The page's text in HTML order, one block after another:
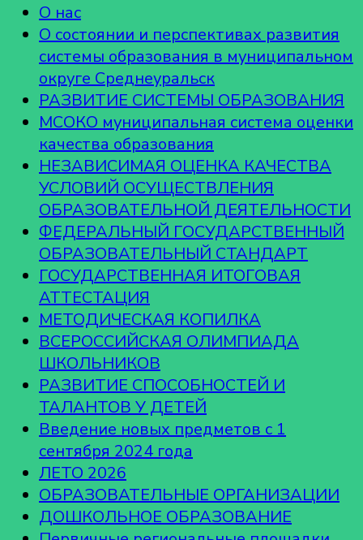
О нас
О состоянии и перспективах развития
системы образования в муниципальном
округе Среднеуральск
РАЗВИТИЕ СИСТЕМЫ ОБРАЗОВАНИЯ
МСОКО муниципальная система оценки
качества образования
НЕЗАВИСИМАЯ ОЦЕНКА КАЧЕСТВА
УСЛОВИЙ ОСУЩЕСТВЛЕНИЯ
ОБРАЗОВАТЕЛЬНОЙ ДЕЯТЕЛЬНОСТИ
ФЕДЕРАЛЬНЫЙ ГОСУДАРСТВЕННЫЙ
ОБРАЗОВАТЕЛЬНЫЙ СТАНДАРТ
ГОСУДАРСТВЕННАЯ ИТОГОВАЯ
АТТЕСТАЦИЯ
МЕТОДИЧЕСКАЯ КОПИЛКА
ВСЕРОССИЙСКАЯ ОЛИМПИАДА
ШКОЛЬНИКОВ
РАЗВИТИЕ СПОСОБНОСТЕЙ И
ТАЛАНТОВ У ДЕТЕЙ
Введение новых предметов с 1
сентября 2024 года
ЛЕТО 2026
ОБРАЗОВАТЕЛЬНЫЕ ОРГАНИЗАЦИИ
ДОШКОЛЬНОЕ ОБРАЗОВАНИЕ